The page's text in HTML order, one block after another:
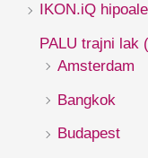
IKON.iQ
PALU trajni lak
Amsterdam
Bangkok
Budapest